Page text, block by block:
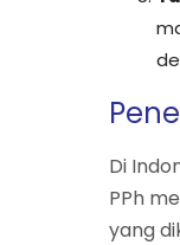
Di
PPh
yang